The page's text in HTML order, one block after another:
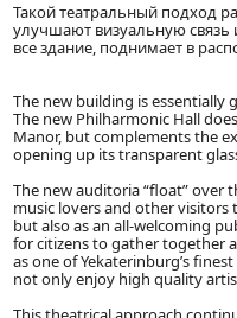
Такой театральный подход
улучшают визуальную связь
все здание, поднимает в
The new building is
The new Philharmonic Hall
Manor, but complements the
opening up its transparent
The new auditoria “float” over
music lovers and other
but also as an all-welcoming
for citizens to gather together
as one of Yekaterinburg’s
not only enjoy high quality